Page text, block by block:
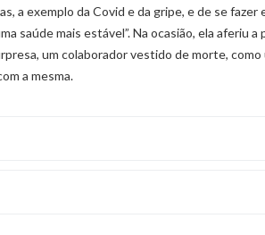
a exemplo da Covid e da gripe, e de se
saúde mais estável”. Na ocasião, ela aferiu a
um colaborador vestido de morte, como
a mesma.